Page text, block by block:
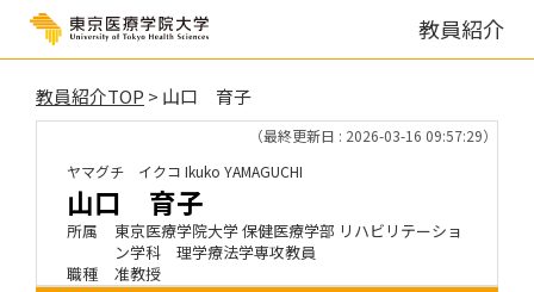
教員紹介
教員紹介TOP > 山口 育子
（最終更新日 : 2026-03-16 09:57:29）
ヤマグチ イクコ Ikuko YAMAGUCHI
山口 育子
所属
東京医療学院大学 保健医療学部 リハビリテーショ
ン学科 理学療法学専攻教員
職種
准教授